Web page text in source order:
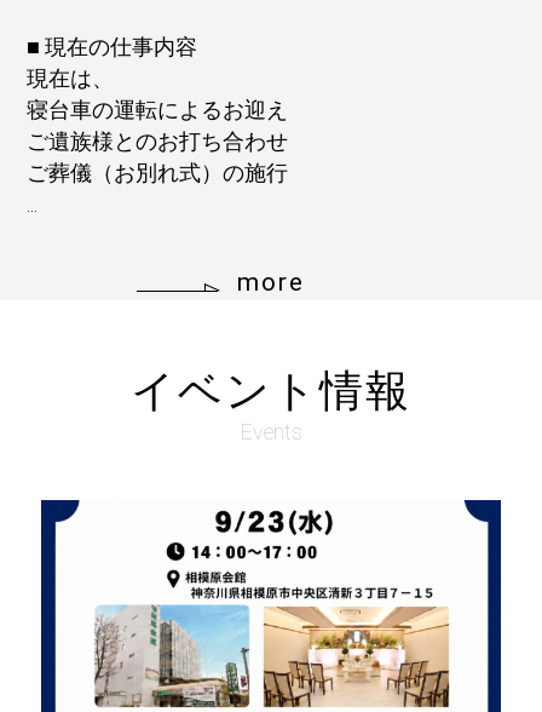
■ 現在の仕事内容
現在は、
寝台車の運転によるお迎え
ご遺族様とのお打ち合わせ
ご葬儀（お別れ式）の施行
more
イベント情報
Events